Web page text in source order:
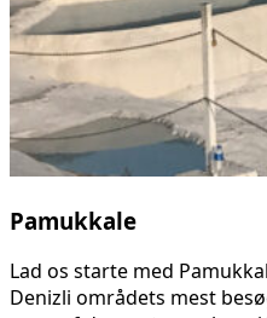
Pamukkale
Lad os starte med
Denizli områdets mest